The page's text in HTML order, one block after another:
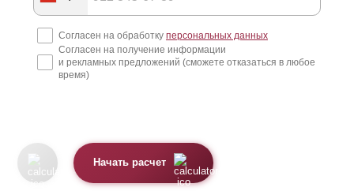
Согласен на обработку персональных данных
Согласен на получение информации
и рекламных предложений (сможете отказаться в любое
время)
Начать расчет